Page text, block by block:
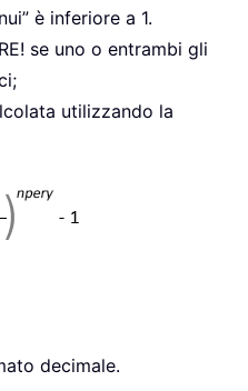
è inferiore a 1.
se uno o entrambi gli
utilizzando la
decimale.